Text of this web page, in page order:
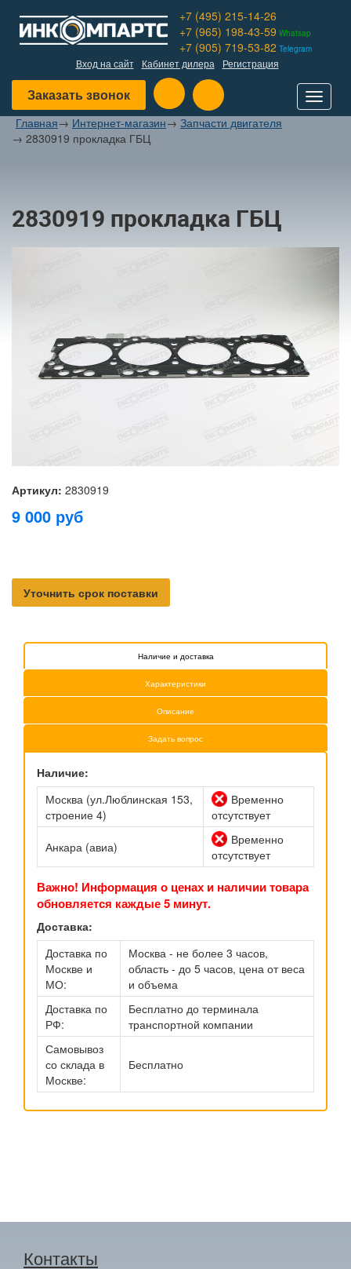
+7 (495) 215-14-26
+7 (965) 198-43-59 Whatsap
+7 (905) 719-53-82 Telegram
Вход на сайт Кабинет дилера Регистрация
Заказать звонок
Toggle
Главная→ Интернет-магазин→ Запчасти двигателя
→ 2830919 прокладка ГБЦ
2830919 прокладка ГБЦ
Артикул: 2830919
9 000 руб
Уточнить срок поставки
Наличие и доставка
Характеристики
Описание
Задать вопрос
Наличие:
Москва (ул.Люблинская 153,
строение 4)
Временно
отсутствует
Анкара (авиа)
Временно
отсутствует
Важно! Информация о ценах и наличии товара
обновляется каждые 5 минут.
Доставка:
Доставка по
Москве и
МО:
Москва - не более 3 часов,
область - до 5 часов, цена от веса
и объема
Доставка по
РФ:
Бесплатно до терминала
транспортной компании
Самовывоз
со склада в
Москве:
Бесплатно
Контакты